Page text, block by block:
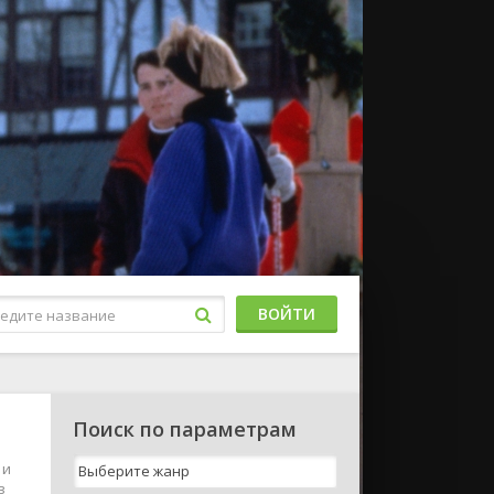
ВОЙТИ
Поиск по параметрам